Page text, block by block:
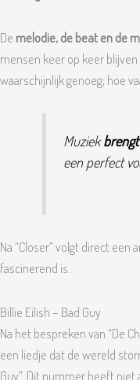
De melodie, de beat en de
mensen keer op keer
waarschijnlijk genoeg; hoe
Muziek
een perfect
Na “Closer” volgt direct een
fascinerend is.
Billie Eilish – Bad Guy
Na het bespreken van “De
een liedje dat de wereld
Guy”. Dit nummer heeft